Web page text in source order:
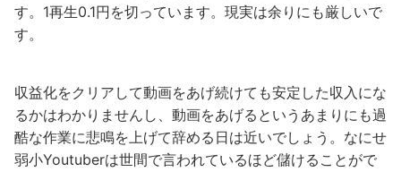
す。1再生0.1円を切っています。現実は余りにも厳しいで
す。
収益化をクリアして動画をあげ続けても安定した収入にな
るかはわかりませんし、動画をあげるというあまりにも過
酷な作業に悲鳴を上げて辞める日は近いでしょう。なにせ
弱小Youtuberは世間で言われているほど儲けることがで